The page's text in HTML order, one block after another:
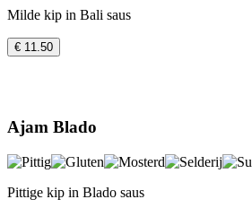
Milde kip in Bali saus
€ 11.50
Ajam Blado
Pittige kip in Blado saus